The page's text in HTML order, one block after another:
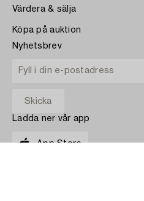
Värdera & sälja
Köpa på auktion
Nyhetsbrev
Ladda ner vår app
App Store